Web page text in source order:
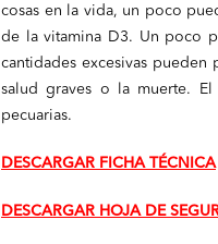
cosas en la vida, un poco
de la vitamina D3. Un poco
cantidades excesivas pueden
salud graves o la muerte.
pecuarias.
DESCARGAR FICHA TÉCNICA
DESCARGAR HOJA DE